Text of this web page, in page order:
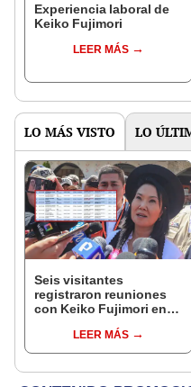
Experiencia laboral de
Keiko Fujimori
LEER MÁS
LO MÁS VISTO LO
Seis visitantes
registraron reuniones
con Keiko Fujimori en
presidenta se
encontraba en Junín
LEER MÁS